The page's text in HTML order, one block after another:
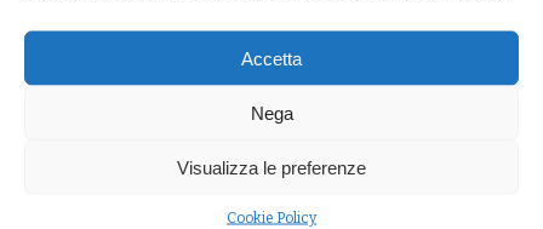
Accetta
Nega
Visualizza le preferenze
Cookie Policy